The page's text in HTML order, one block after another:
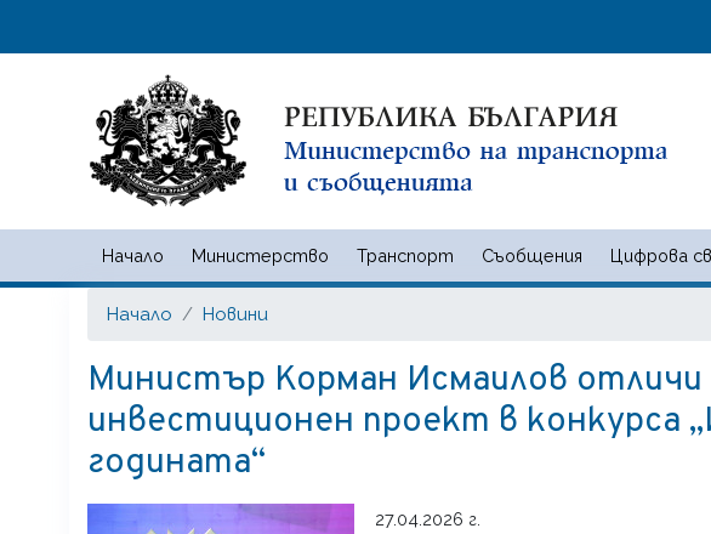
Начало Министерство Транспорт Съобщения Цифрова
Министерство на транспорта и
Начало Новини
Министър Корман Исмаилов
инвестиционен проект в конкурса
годината“
27.04.2026 г.